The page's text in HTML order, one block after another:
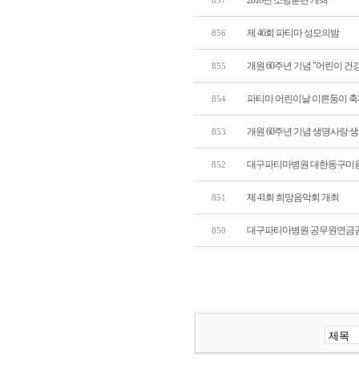
856 제 46회 파티마 성모의밤
855 개원 60주년 기념 "어린이 건
854 파티마 어린이날 이른둥이
853 개원 60주년 기념 생명사랑
852 대구파티마병원 대한동구미
851 제 41회 희망음악회 개최
850 대구파티마병원 공무원연금